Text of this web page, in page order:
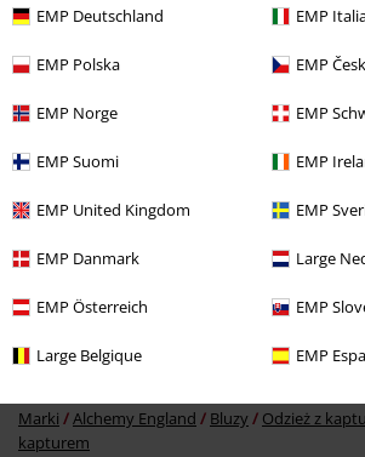
EMP Deutschland EMP
EMP Polska EMP
EMP Norge EMP
EMP Suomi EMP
EMP United Kingdom EMP
EMP Danmark Large
EMP Österreich EMP
Large Belgique EMP
Mężczyźni Odzież Bluzy & swetry Swetry
Marki Alchemy England Bluzy Odzież z
kapturem